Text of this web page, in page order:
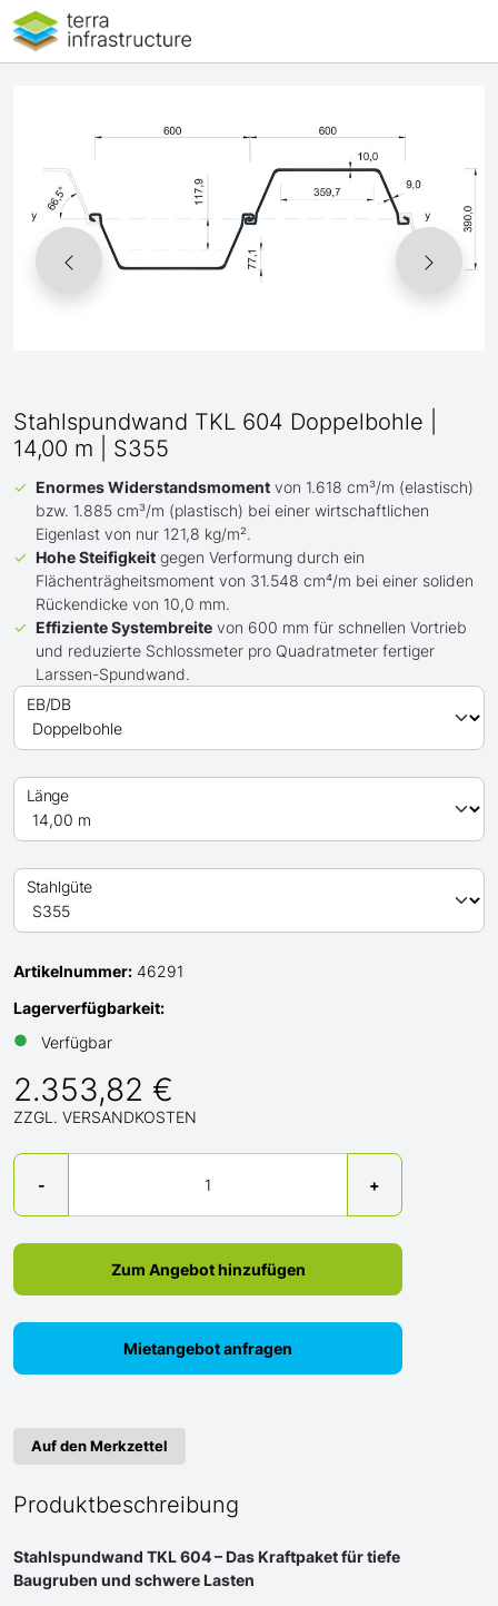
Stahlspundwand TKL 604 Doppelbohle |
14,00 m | S355
Enormes Widerstandsmoment von 1.618 cm³/m (elastisch)
bzw. 1.885 cm³/m (plastisch) bei einer wirtschaftlichen
Eigenlast von nur 121,8 kg/m².
Hohe Steifigkeit gegen Verformung durch ein
Flächenträgheitsmoment von 31.548 cm⁴/m bei einer soliden
Rückendicke von 10,0 mm.
Effiziente Systembreite von 600 mm für schnellen Vortrieb
und reduzierte Schlossmeter pro Quadratmeter fertiger
Larssen-Spundwand.
EB/DB
Länge
Stahlgüte
Artikelnummer: 46291
Lagerverfügbarkeit:
●
Verfügbar
2.353,82 €
ZZGL. VERSANDKOSTEN
-
Menge
+
Zum Angebot hinzufügen
Mietangebot anfragen
Auf den Merkzettel
Produktbeschreibung
Stahlspundwand TKL 604 – Das Kraftpaket für tiefe
Baugruben und schwere Lasten